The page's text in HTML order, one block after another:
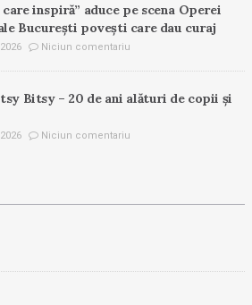
care inspiră” aduce pe scena Operei
București povești care dau curaj
Niciun comentariu
Bitsy – 20 de ani alături de copii și
Niciun comentariu